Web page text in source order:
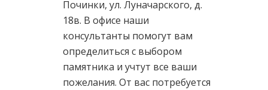
Починки, ул. Луначарского, д.
18в. В офисе наши
консультанты помогут вам
определиться с выбором
памятника и учтут все ваши
пожелания. От вас потребуется